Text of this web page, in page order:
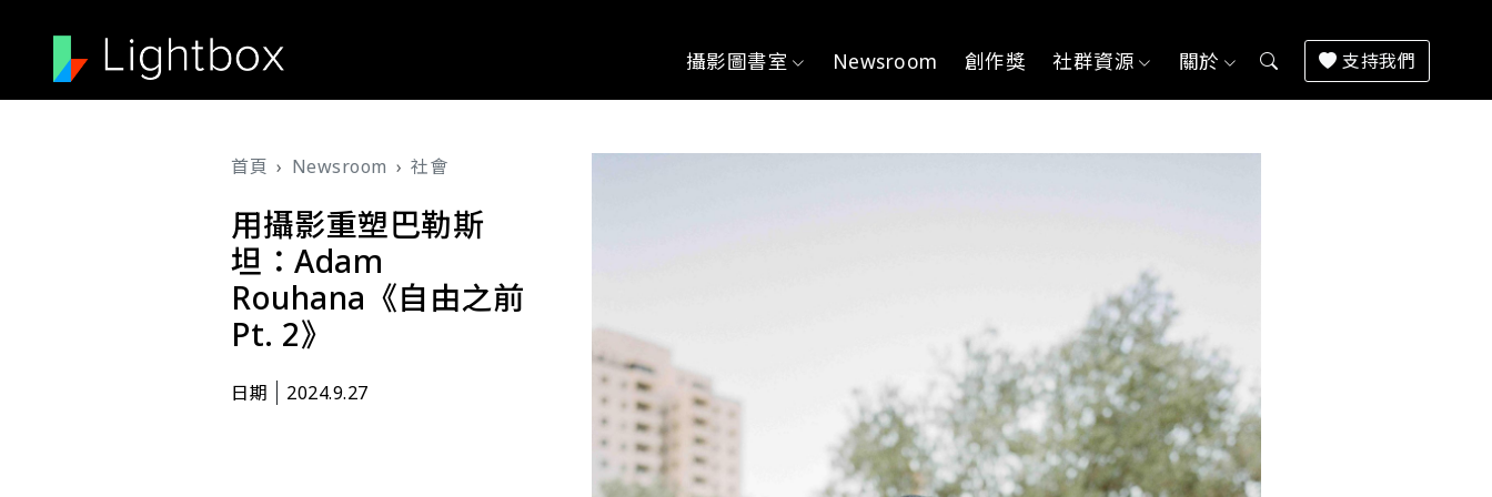
主導覽
攝影圖書室 Newsroom 創作獎 社群資源 關於 支持我們
導航連結
首頁 Newsroom 社會
用攝影重塑巴勒斯
坦：Adam
Rouhana《自由之前
Pt. 2》
日期 2024.9.27